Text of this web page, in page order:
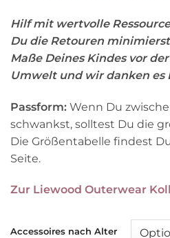
Hilf mit wertvolle
Du die Retouren
Maße Deines Kindes vor
Umwelt und wir danken es
Passform: Wenn Du
schwankst, solltest Du die
Die Größentabelle findest
Seite.
Zur Liewood Outerwear
Accessoires nach Alter